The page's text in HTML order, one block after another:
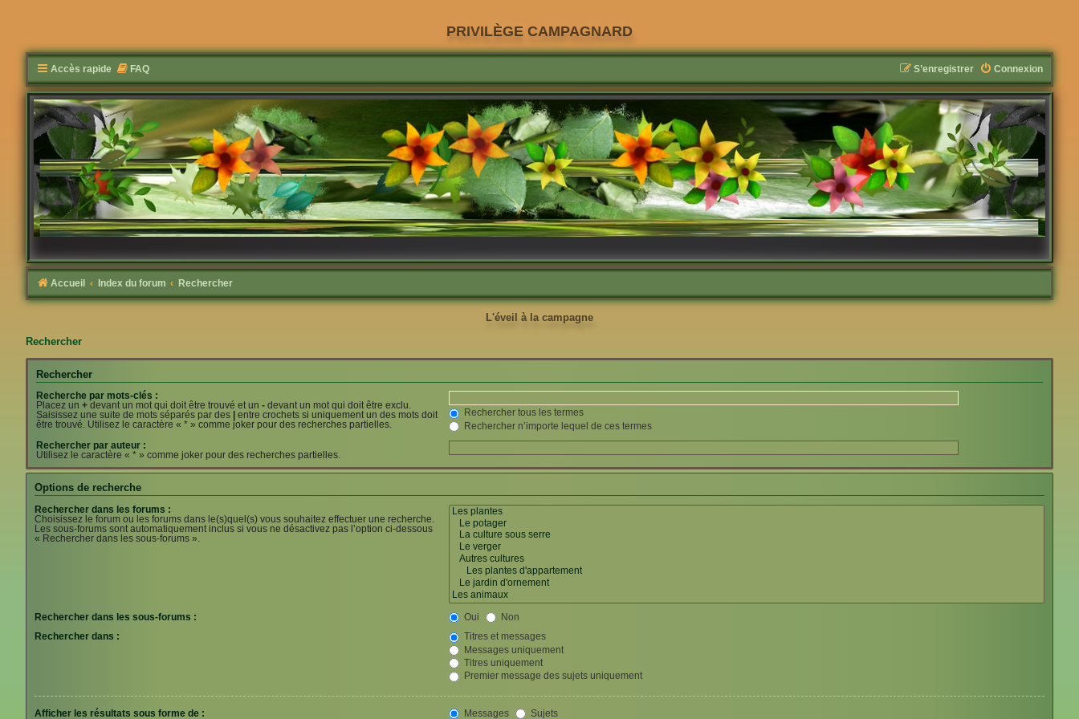
PRIVILÈGE CAMPAGNARD
Accès rapide FAQ Connexion
S’enregistrer
Accueil Index du forum Rechercher
L'éveil à la campagne
Rechercher
Rechercher
Recherche par mots-clés :
Placez un + devant un mot qui doit être trouvé et un - devant un mot qui doit être exclu.
Saisissez une suite de mots séparés par des
entre crochets si uniquement un des mots doit
être trouvé. Utilisez le caractère « * » comme joker pour des recherches partielles.
Rechercher tous les termes
Rechercher n’importe lequel de ces termes
Rechercher par auteur :
Utilisez le caractère « * » comme joker pour des recherches partielles.
Options de recherche
Rechercher dans les forums :
Choisissez le forum ou les forums dans le(s)quel(s) vous souhaitez effectuer une recherche.
Les sous-forums sont automatiquement inclus si vous ne désactivez pas l’option ci-dessous
« Rechercher dans les sous-forums ».
Rechercher dans les sous-forums : Oui Non
Rechercher dans :
Titres et messages
Messages uniquement
Titres uniquement
Premier message des sujets uniquement
Afficher les résultats sous forme de : Messages Sujets